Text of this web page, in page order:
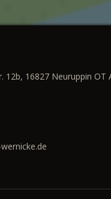
12b, 16827 Neuruppin OT